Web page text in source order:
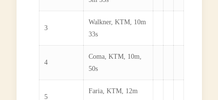
3
Walkner, KTM, 10m
33s
4
Coma, KTM, 10m,
50s
5
Faria, KTM, 12m